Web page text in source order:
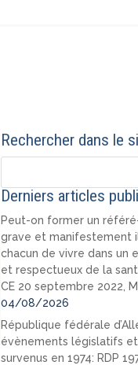
Rechercher dans le
Derniers articles
Peut-on former un
grave et manifestement
chacun de vivre dans un
et respectueux de la
CE 20 septembre 2022,
04/08/2026
République fédérale
évènements législatifs
survenus en 1974: RDP